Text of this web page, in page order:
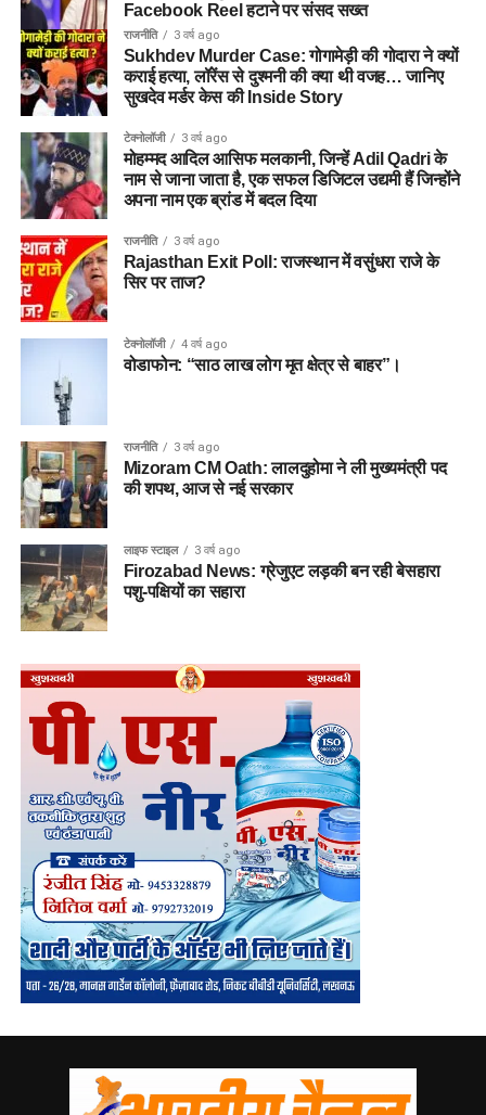
Facebook Reel हटाने पर संसद सख्त
राजनीति 3 वर्ष ago
Sukhdev Murder Case: गोगामेड़ी की गोदारा ने क्यों
कराई हत्या, लॉरेंस से दुश्मनी की क्या थी वजह… जानिए
सुखदेव मर्डर केस की Inside Story
टेक्नोलॉजी 3 वर्ष ago
मोहम्मद आदिल आसिफ मलकानी, जिन्हें Adil Qadri के
नाम से जाना जाता है, एक सफल डिजिटल उद्यमी हैं जिन्होंने
अपना नाम एक ब्रांड में बदल दिया
राजनीति 3 वर्ष ago
Rajasthan Exit Poll: राजस्थान में वसुंधरा राजे के
सिर पर ताज?
टेक्नोलॉजी 4 वर्ष ago
वोडाफोन: “साठ लाख लोग मृत क्षेत्र से बाहर”।
राजनीति 3 वर्ष ago
Mizoram CM Oath: लालदुहोमा ने ली मुख्यमंत्री पद
की शपथ, आज से नई सरकार
लाइफ स्टाइल 3 वर्ष ago
Firozabad News: ग्रेजुएट लड़की बन रही बेसहारा
पशु-पक्षियों का सहारा